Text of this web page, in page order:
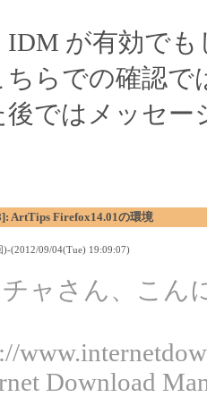
IDM が有効で
ちらでの確認で
後ではメッセ
ArtTips Firefox14.01の環境
)-(2012/09/04(Tue) 19:09:07)
ャさん、こん
Download